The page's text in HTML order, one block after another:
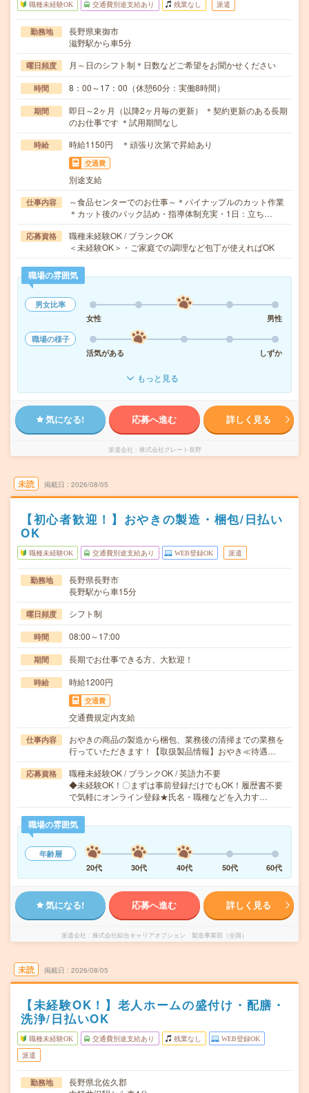
職種未経験OK 交通費別途支給あり 残業なし 派遣
勤務地
長野県東御市
滋野駅から車5分
曜日頻度 月～日のシフト制＊日数などご希望をお聞かせください
時間 8：00～17：00（休憩60分：実働8時間）
期間
即日～2ヶ月（以降2ヶ月毎の更新） ＊契約更新のある長期
のお仕事です ＊試用期間なし
時給 時給1150円 ＊頑張り次第で昇給あり
交通費
別途支給
仕事内容
～食品センターでのお仕事～＊パイナップルのカット作業
＊カット後のパック詰め・指導体制充実・1日：立ち…
応募資格
職種未経験OK / ブランクOK
＜未経験OK＞・ご家庭での調理など包丁が使えればOK
職場の雰囲気
男女比率
女性
男性
職場の様子
活気がある
しずか
もっと見る
気になる! 応募へ進む 詳しく見る
派遣会社 株式会社グレート長野
未読 掲載日 2026/08/05
【初心者歓迎！】おやきの製造・梱包/日払い
OK
職種未経験OK 交通費別途支給あり WEB登録OK 派遣
勤務地
長野県長野市
長野駅から車15分
曜日頻度 シフト制
時間 08:00～17:00
期間 長期でお仕事できる方、大歓迎！
時給 時給1200円
交通費
交通費規定内支給
仕事内容
おやきの商品の製造から梱包、業務後の清掃までの業務を
行っていただきます！【取扱製品情報】おやき≪待遇…
応募資格
職種未経験OK / ブランクOK / 英語力不要
◆未経験OK！〇まずは事前登録だけでもOK！履歴書不要
で気軽にオンライン登録★氏名・職種などを入力す…
職場の雰囲気
年齢層
20代
30代 40代 50代 60代
気になる! 応募へ進む 詳しく見る
派遣会社 株式会社綜合キャリアオプション 製造事業部（全国）
未読 掲載日 2026/08/05
【未経験OK！】老人ホームの盛付け・配膳・
洗浄/日払いOK
職種未経験OK 交通費別途支給あり 残業なし WEB登録OK
派遣
勤務地
長野県北佐久郡